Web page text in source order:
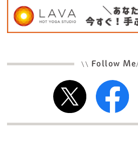
\\ Follow Me